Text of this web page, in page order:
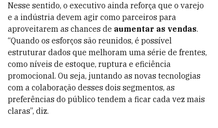
Nesse sentido, o executivo ainda reforça que o varejo
e a indústria devem agir como parceiros para
aproveitarem as chances de aumentar as vendas.
“Quando os esforços são reunidos, é possível
estruturar dados que melhoram uma série de frentes,
como níveis de estoque, ruptura e eficiência
promocional. Ou seja, juntando as novas tecnologias
com a colaboração desses dois segmentos, as
preferências do público tendem a ficar cada vez mais
claras”, diz.